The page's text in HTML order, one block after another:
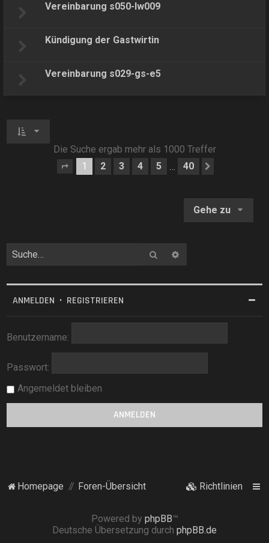
Vereinbarung s050-lw009
Kündigung der Gastwirtin
Vereinbarung s029-gs-e5
Die Suche ergab mehr als 1000 Treffer
Seite
1von
1 2 3 4 5 … 40
Gehe zu
Suche
ANMELDEN • REGISTRIEREN
Benutzername:
Passwort:
Angemeldet bleiben
Homepage Foren-Übersicht Richtlinien
Powered by phpBB™
Deutsche Übersetzung durch phpBB.de